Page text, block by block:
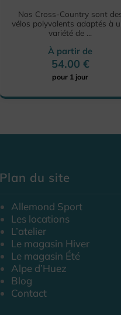
Nos Cross-Country sont
vélos polyvalents adaptés à
variété de ...
À partir de
54.00 €
pour 1 jour
Plan du site
Allemond Sport
Les locations
L’atelier
Le magasin Hiver
Le magasin Été
Alpe d’Huez
Blog
Contact